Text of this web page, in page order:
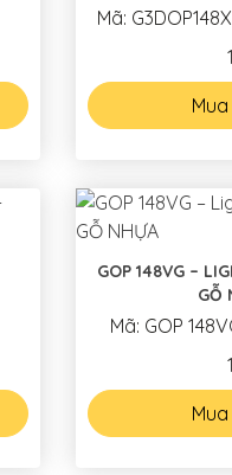
Mã:
GOP 148VG –
GỖ
Mã: GOP